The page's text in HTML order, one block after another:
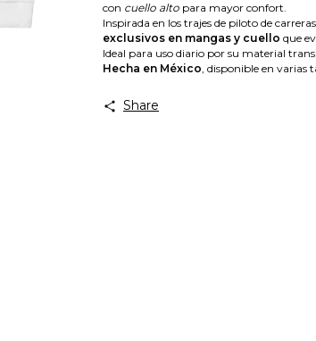
con cuello alto para mayor confort.
Inspirada en los trajes de piloto de
exclusivos en mangas y cuello que
Ideal para uso diario por su material
Hecha en México, disponible en varias
Share